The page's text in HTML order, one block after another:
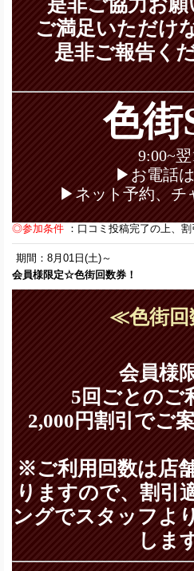
是非ご協力お願
ご満足いただけ
是非ご報告く
色街
9:00~
▶お電話
▶ネット予約、チ
◎参加条件 ：口コミ投稿完了の上、
期間：8月01日(土)～
会員様限定☆色街回数券！
≪色街
会員様
5回ごとのご
2,000円割引でご
※ご利用回数は店
りますので、割引
ングでスタッフよ
しま